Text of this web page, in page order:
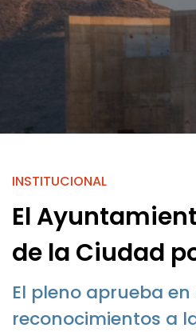
INSTITUCIONAL
El
de la Ciudad
El pleno aprueba
reconocimientos a